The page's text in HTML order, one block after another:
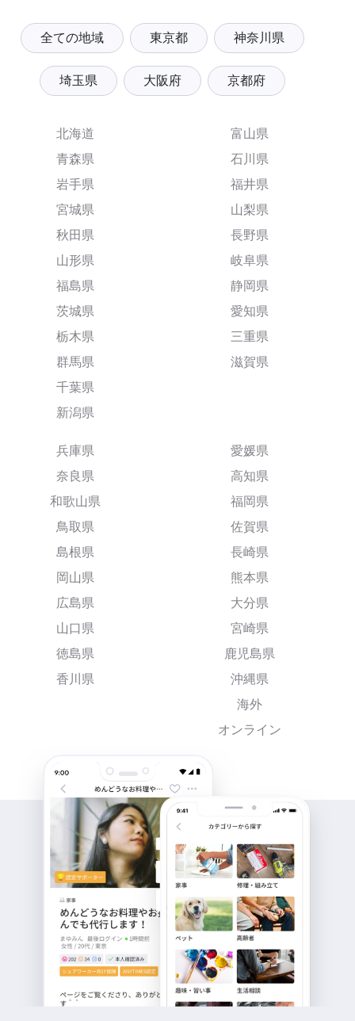
全ての地域 東京都 神奈川県
埼玉県 大阪府 京都府
北海道
青森県
岩手県
宮城県
秋田県
山形県
福島県
茨城県
栃木県
群馬県
千葉県
新潟県
富山県
石川県
福井県
山梨県
長野県
岐阜県
静岡県
愛知県
三重県
滋賀県
兵庫県
奈良県
和歌山県
鳥取県
島根県
岡山県
広島県
山口県
徳島県
香川県
愛媛県
高知県
福岡県
佐賀県
長崎県
熊本県
大分県
宮崎県
鹿児島県
沖縄県
海外
オンライン